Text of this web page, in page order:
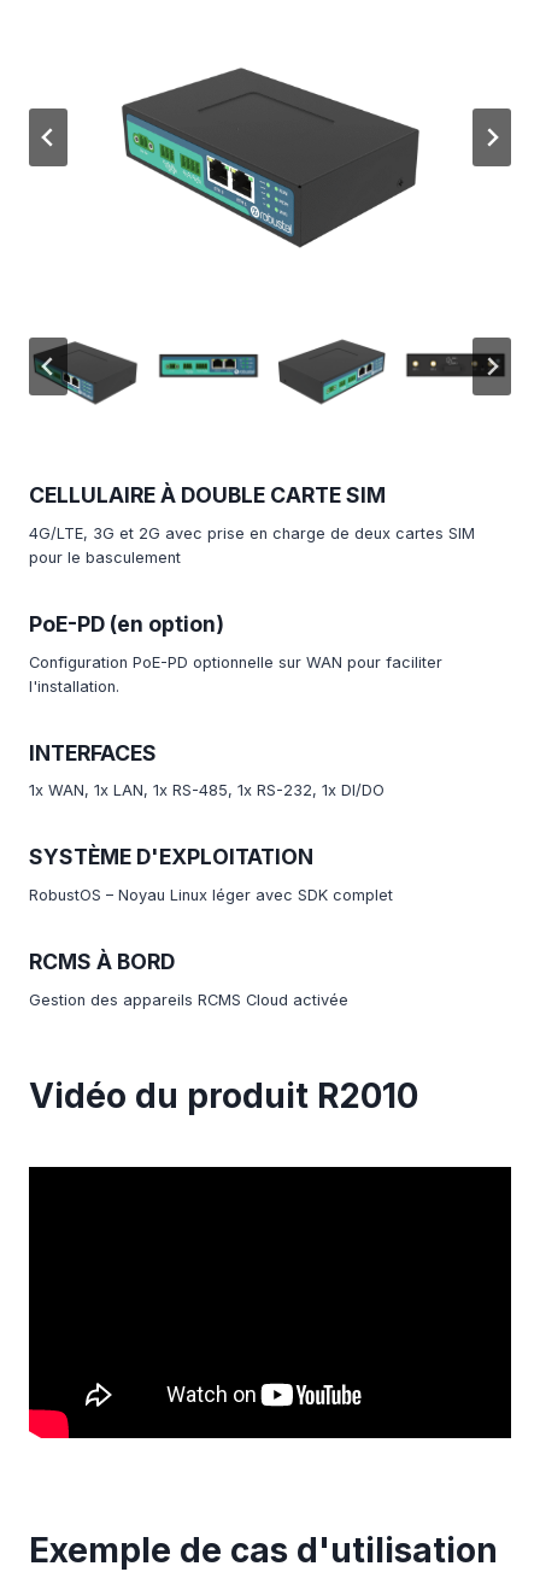
CELLULAIRE À DOUBLE CARTE SIM
4G/LTE, 3G et 2G avec prise en charge de deux cartes SIM
pour le basculement
PoE-PD (en option)
Configuration PoE-PD optionnelle sur WAN pour faciliter
l'installation.
INTERFACES
1x WAN, 1x LAN, 1x RS-485, 1x RS-232, 1x DI/DO
SYSTÈME D'EXPLOITATION
RobustOS – Noyau Linux léger avec SDK complet
RCMS À BORD
Gestion des appareils RCMS Cloud activée
Vidéo du produit R2010
Exemple de cas d'utilisation